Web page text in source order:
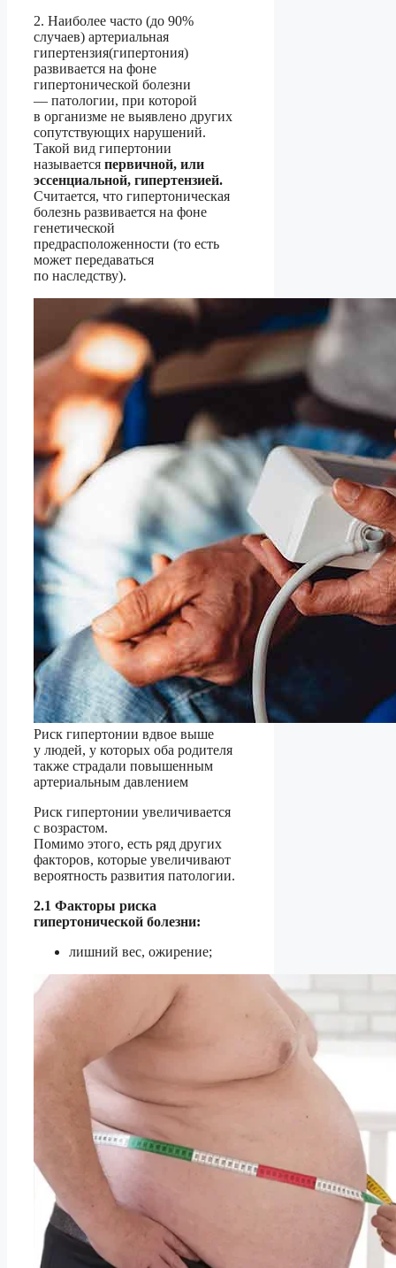
2. Наиболее часто (до 90%
случаев) артериальная
гипертензия(гипертония)
развивается на фоне
гипертонической болезни
— патологии, при которой
в организме не выявлено других
сопутствующих нарушений.
Такой вид гипертонии
называется первичной, или
эссенциальной, гипертензией.
Считается, что гипертоническая
болезнь развивается на фоне
генетической
предрасположенности (то есть
может передаваться
по наследству).
Риск гипертонии вдвое выше
у людей, у которых оба родителя
также страдали повышенным
артериальным давлением
Риск гипертонии увеличивается
с возрастом.
Помимо этого, есть ряд других
факторов, которые увеличивают
вероятность развития патологии.
2.1 Факторы риска
гипертонической болезни:
лишний вес, ожирение;